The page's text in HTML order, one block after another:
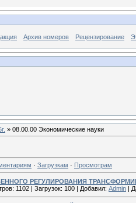
Архив номеров Рецензирование
» 08.00.00 Экономические науки
· Загрузкам · Просмотрам
РЕГУЛИРОВАНИЯ
1102 | Загрузок: 100 | Добавил: Admin |